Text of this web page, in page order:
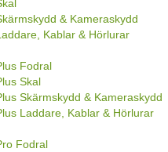
& Kameraskydd
Kablar & Hörlurar
Fodral
Skal
Skärmskydd & Kameraskydd
Laddare, Kablar & Hörlurar
Fodral